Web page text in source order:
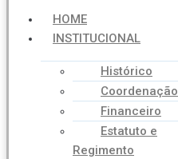
HOME
INSTITUCIONAL
Histórico
Coordenação
Financeiro
Estatuto e
Regimento